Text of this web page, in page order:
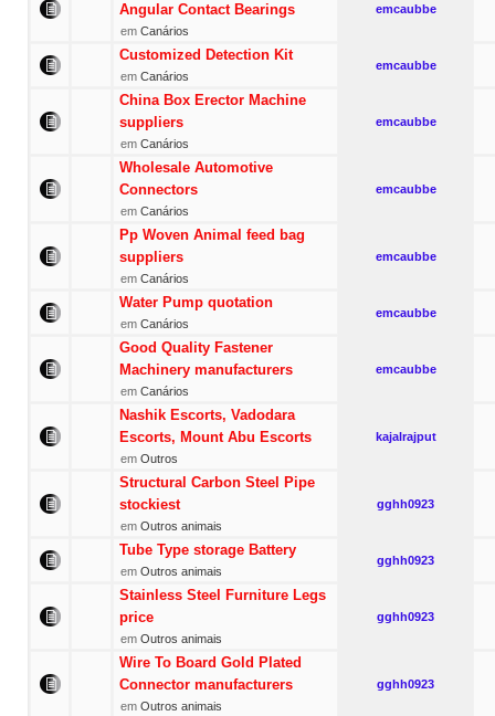
Angular Contact Bearings
em Canários
emcaubbe
Customized Detection Kit
em Canários
emcaubbe
China Box Erector Machine
suppliers
em Canários
emcaubbe
Wholesale Automotive
Connectors
em Canários
emcaubbe
Pp Woven Animal feed bag
suppliers
em Canários
emcaubbe
Water Pump quotation
em Canários
emcaubbe
Good Quality Fastener
Machinery manufacturers
em Canários
emcaubbe
Nashik Escorts, Vadodara
Escorts, Mount Abu Escorts
em Outros
kajalrajput
Structural Carbon Steel Pipe
stockiest
em Outros animais
gghh0923
Tube Type storage Battery
em Outros animais
gghh0923
Stainless Steel Furniture Legs
price
em Outros animais
gghh0923
Wire To Board Gold Plated
Connector manufacturers
em Outros animais
gghh0923